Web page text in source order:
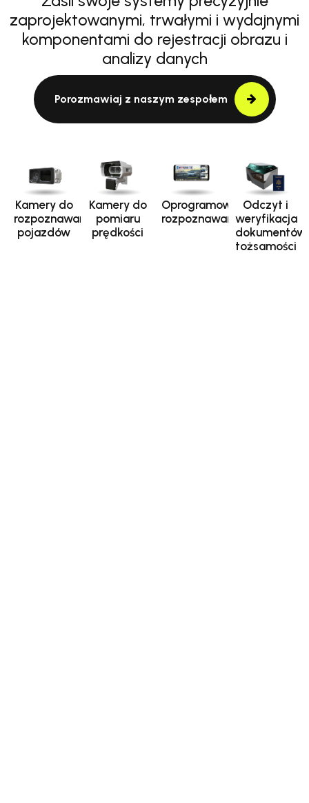
zaprojektowanymi, trwałymi i wydajnymi
komponentami do rejestracji obrazu i
analizy danych
Porozmawiaj z naszym zespołem
Kamery do
rozpoznawania
pojazdów
Kamery do
pomiaru
prędkości
Oprogramowanie
rozpoznawania
Odczyt i
weryfikacja
dokumentów
tożsamości